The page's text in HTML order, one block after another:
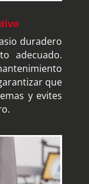
duradero
adecuado.
que
y evites